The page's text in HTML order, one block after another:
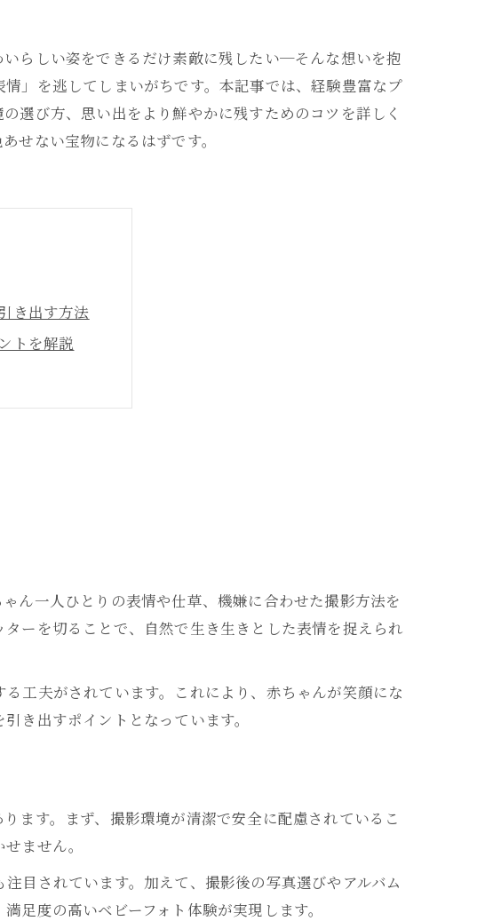
らしい姿をできるだけ素敵に残したい─そんな想いを抱
」を逃してしまいがちです。本記事では、経験豊富なプ
選び方、思い出をより鮮やかに残すためのコツを詳しく
せない宝物になるはずです。
き出す方法
トを解説
思い出とは
を紹介
す工夫
術とは
ニケーション
ズ作りのコツ
リットとは
伝授
すコツ
準備ポイント
由
とは
ん一人ひとりの表情や仕草、機嫌に合わせた撮影方法を
ーを切ることで、自然で生き生きとした表情を捉えられ
工夫がされています。これにより、赤ちゃんが笑顔にな
き出すポイントとなっています。
ます。まず、撮影環境が清潔で安全に配慮されているこ
ません。
目されています。加えて、撮影後の写真選びやアルバム
足度の高いベビーフォト体験が実現します。